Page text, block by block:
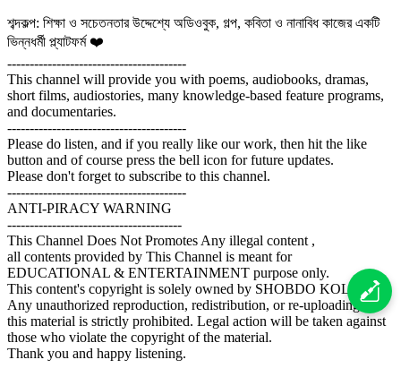
শব্দকল্প: শিক্ষা ও সচেতনতার উদ্দেশ্যে অডিওবুক, গল্প, কবিতা ও নানাবিধ কাজের একটি
ভিন্নধর্মী প্ল্যাটফর্ম ❤️
----------------------------------------
This channel will provide you with poems, audiobooks, dramas,
short films, audiostories, many knowledge-based feature programs,
and documentaries.
----------------------------------------
Please do listen, and if you really like our work, then hit the like
button and of course press the bell icon for future updates.
Please don't forget to subscribe to this channel.
----------------------------------------
ANTI-PIRACY WARNING
---------------------------------------
This Channel Does Not Promotes Any illegal content ,
all contents provided by This Channel is meant for
EDUCATIONAL & ENTERTAINMENT purpose only.
This content's copyright is solely owned by SHOBDO KOLPO.
Any unauthorized reproduction, redistribution, or re-uploading of
this material is strictly prohibited. Legal action will be taken against
those who violate the copyright of the material.
Thank you and happy listening.